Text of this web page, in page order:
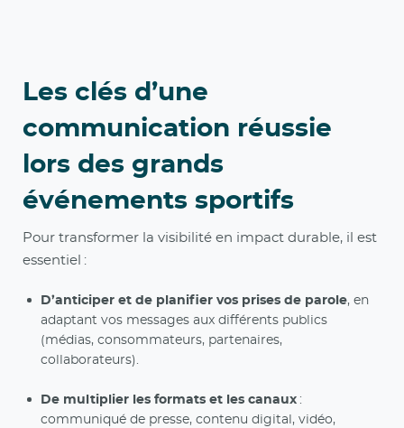
Les clés d’une
communication réussie
lors des grands
événements sportifs
Pour transformer la visibilité en impact durable, il est
essentiel :
D’anticiper et de planifier vos prises de parole, en
adaptant vos messages aux différents publics
(médias, consommateurs, partenaires,
collaborateurs).
De multiplier les formats et les canaux :
communiqué de presse, contenu digital, vidéo,